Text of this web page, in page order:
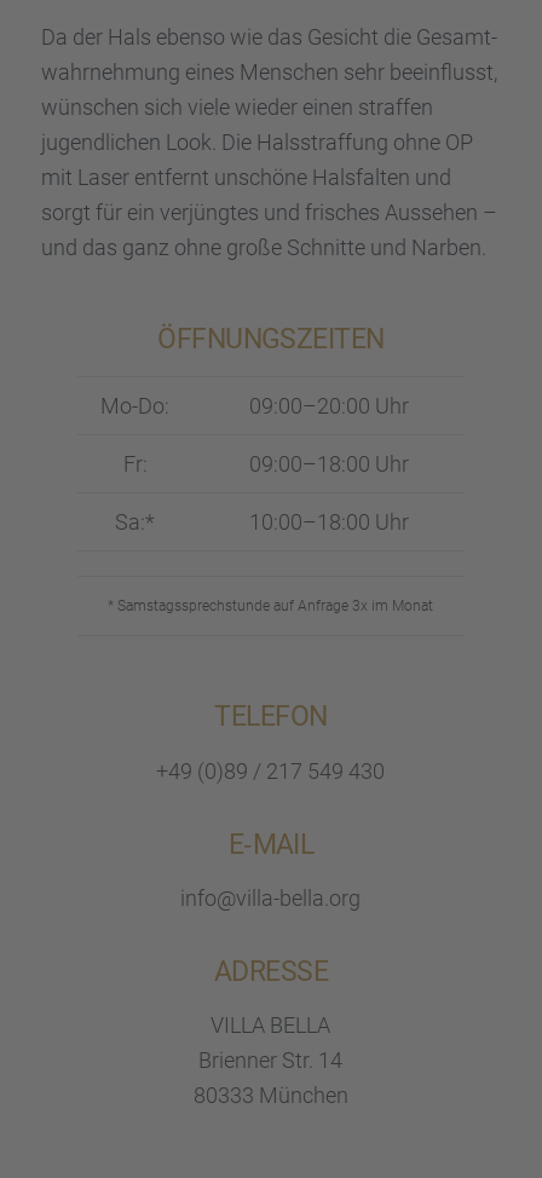
Da der Hals ebenso wie das Gesicht die Gesamt­
wahr­neh­mung eines Menschen sehr beein­flusst,
wünschen sich viele wieder einen straf­fen
jugend­li­chen Look. Die Halsstraf­fung ohne OP
mit Laser entfernt unschöne Halsfal­ten und
sorgt für ein verjüng­tes und frisches Ausse­hen –
und das ganz ohne große Schnitte und Narben.
ÖFFNUNGS­ZEI­TEN
Mo-Do: 09:00–20:00 Uhr
Fr: 09:00–18:00 Uhr
Sa:* 10:00–18:00 Uhr
* Samstags­sprech­stunde auf Anfrage 3x im Monat
TELEFON
+49 (0)89 / 217 549 430
E‑MAIL
info@villa-bella.org
ADRESSE
VILLA BELLA
Brien­ner Str. 14
80333 München